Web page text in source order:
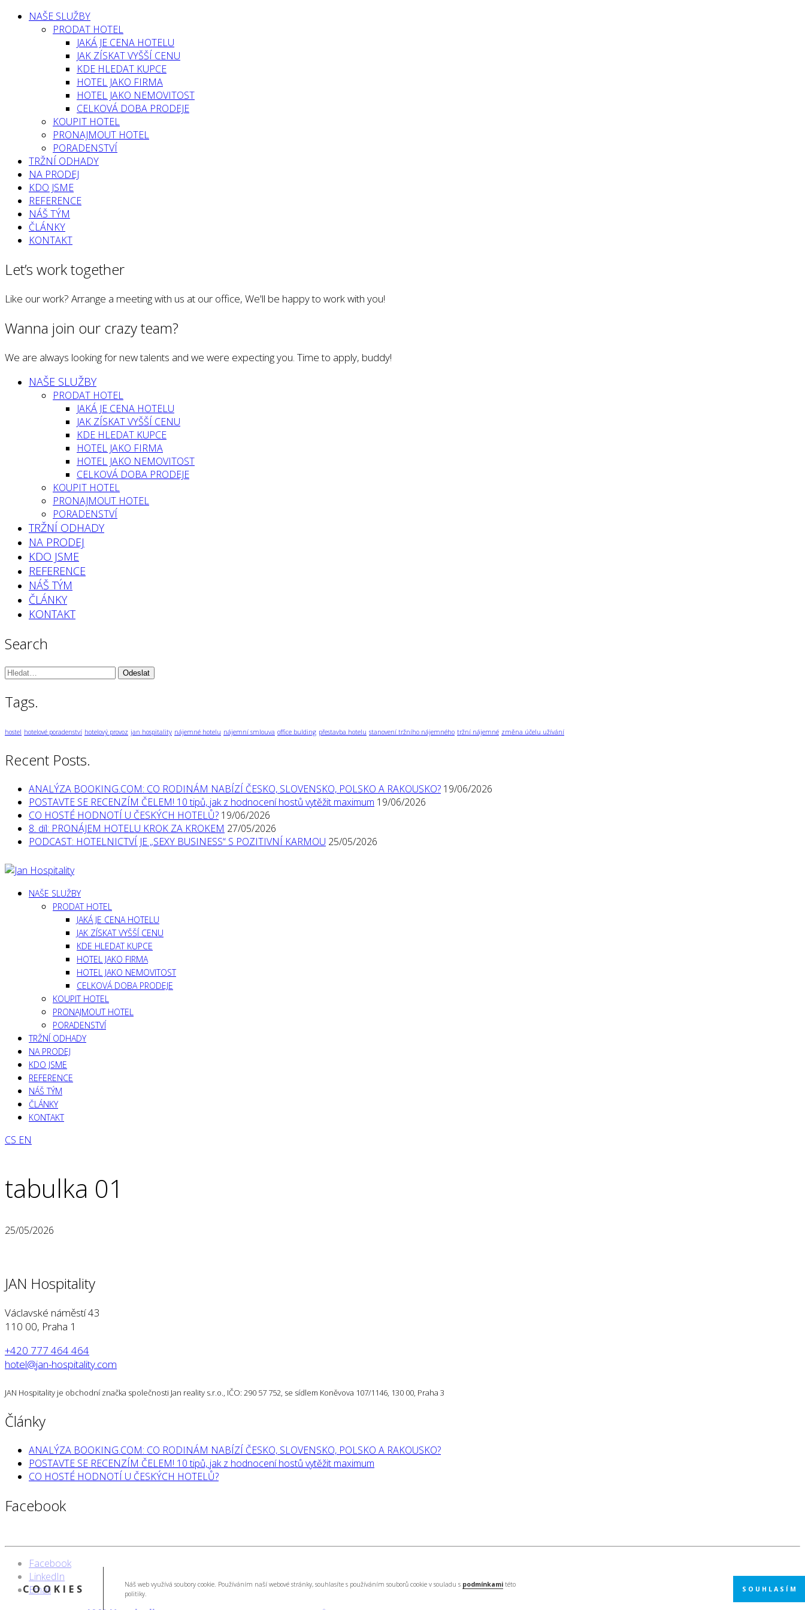
COOKIES Náš web využívá soubory cookie. Používáním naší webové stránky, souhlasíte s používáním souborů cookie v souladu s podmínkami této
politiky.
SOUHLASÍM
NAŠE SLUŽBY
PRODAT HOTEL
JAKÁ JE CENA HOTELU
JAK ZÍSKAT VYŠŠÍ CENU
KDE HLEDAT KUPCE
HOTEL JAKO FIRMA
HOTEL JAKO NEMOVITOST
CELKOVÁ DOBA PRODEJE
KOUPIT HOTEL
PRONAJMOUT HOTEL
PORADENSTVÍ
TRŽNÍ ODHADY
NA PRODEJ
KDO JSME
REFERENCE
NÁŠ TÝM
ČLÁNKY
KONTAKT
Let’s work together
Like our work? Arrange a meeting with us at our office, We'll be happy to work with you!
Wanna join our crazy team?
We are always looking for new talents and we were expecting you. Time to apply, buddy!
NAŠE SLUŽBY
PRODAT HOTEL
JAKÁ JE CENA HOTELU
JAK ZÍSKAT VYŠŠÍ CENU
KDE HLEDAT KUPCE
HOTEL JAKO FIRMA
HOTEL JAKO NEMOVITOST
CELKOVÁ DOBA PRODEJE
KOUPIT HOTEL
PRONAJMOUT HOTEL
PORADENSTVÍ
TRŽNÍ ODHADY
NA PRODEJ
KDO JSME
REFERENCE
NÁŠ TÝM
ČLÁNKY
KONTAKT
Search
Vyhledávání:
Tags.
hostel hotelové poradenství hotelový provoz jan hospitality nájemné hotelu nájemní smlouva office bulding přestavba hotelu stanovení tržního nájemného tržní nájemné změna účelu užívání
Recent Posts.
ANALÝZA BOOKING.COM: CO RODINÁM NABÍZÍ ČESKO, SLOVENSKO, POLSKO A RAKOUSKO? 19/06/2026
POSTAVTE SE RECENZÍM ČELEM! 10 tipů, jak z hodnocení hostů vytěžit maximum 19/06/2026
CO HOSTÉ HODNOTÍ U ČESKÝCH HOTELŮ? 19/06/2026
8. díl: PRONÁJEM HOTELU KROK ZA KROKEM 27/05/2026
PODCAST: HOTELNICTVÍ JE „SEXY BUSINESS“ S POZITIVNÍ KARMOU 25/05/2026
NAŠE SLUŽBY
PRODAT HOTEL
JAKÁ JE CENA HOTELU
JAK ZÍSKAT VYŠŠÍ CENU
KDE HLEDAT KUPCE
HOTEL JAKO FIRMA
HOTEL JAKO NEMOVITOST
CELKOVÁ DOBA PRODEJE
KOUPIT HOTEL
PRONAJMOUT HOTEL
PORADENSTVÍ
TRŽNÍ ODHADY
NA PRODEJ
KDO JSME
REFERENCE
NÁŠ TÝM
ČLÁNKY
KONTAKT
CS EN
tabulka 01
25/05/2026
JAN Hospitality
Václavské náměstí 43
110 00, Praha 1
+420 777 464 464
hotel@jan-hospitality.com
JAN Hospitality je obchodní značka společnosti Jan reality s.r.o., IČO: 290 57 752, se sídlem Koněvova 107/1146, 130 00, Praha 3
Články
ANALÝZA BOOKING.COM: CO RODINÁM NABÍZÍ ČESKO, SLOVENSKO, POLSKO A RAKOUSKO?
POSTAVTE SE RECENZÍM ČELEM! 10 tipů, jak z hodnocení hostů vytěžit maximum
CO HOSTÉ HODNOTÍ U ČESKÝCH HOTELŮ?
Facebook
Facebook
LinkedIn
Email